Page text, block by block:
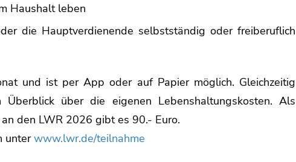
Haushalt leben
die Hauptverdienende selbstständig oder freiberuflich
und ist per App oder auf Papier möglich. Gleichzeitig
Überblick über die eigenen Lebenshaltungskosten. Als
den LWR 2026 gibt es 90.- Euro.
unterwww.lwr.de/teilnahme